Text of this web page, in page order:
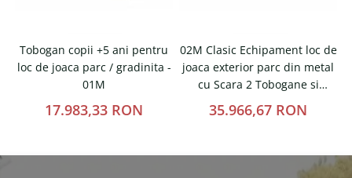
Tobogan copii +5 ani pentru
loc de joaca parc / gradinita -
01M
17.983,33 RON
02M Clasic Echipament loc de
joaca exterior parc din metal
cu Scara 2 Tobogane si
Cataratoare
35.966,67 RON